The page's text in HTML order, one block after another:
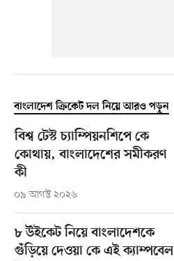
বাংলাদেশ ক্রিকেট দল নিয়ে আরও পড়ুন
বিশ্ব টেস্ট চ্যাম্পিয়নশিপে কে
কোথায়, বাংলাদেশের সমীকরণ
কী
০৯ আগস্ট ২০২৬
৮ উইকেট নিয়ে বাংলাদেশকে
গুঁড়িয়ে দেওয়া কে এই ক্যাম্পবেল